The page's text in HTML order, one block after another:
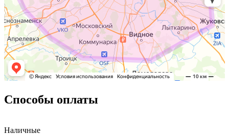
Способы оплаты
Наличные